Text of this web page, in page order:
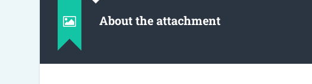
About the attachment